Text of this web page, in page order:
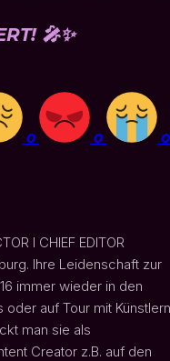
🎤✨
0 0 0
I CHIEF EDITOR
Ihre Leidenschaft zur
immer wieder in den
auf Tour mit
man sie als
Creator z.B. auf den